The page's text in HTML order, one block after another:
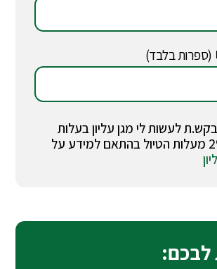
(ספרות בלבד)
לעשות לי מגן עליון בעלות